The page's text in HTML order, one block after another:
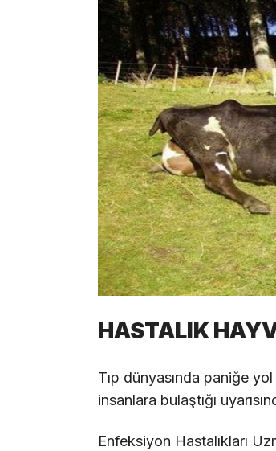
HASTALIK
Tıp dünyasında paniğe
insanlara bulaştığı
Enfeksiyon Hastalıkları